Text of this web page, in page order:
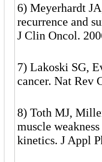
6) Meyerhardt
recurrence and
J Clin Oncol.
7) Lakoski SG,
cancer. Nat Rev
8) Toth MJ,
muscle
kinetics. J Appl